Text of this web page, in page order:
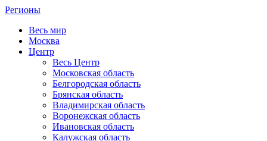
Регионы
Весь мир
Москва
Центр
Весь Центр
Московская область
Белгородская область
Брянская область
Владимирская область
Воронежская область
Ивановская область
Калужская область